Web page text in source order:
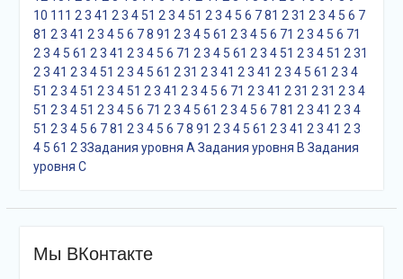
10 11 1 2 3 41 2 3 4 51 2 3 4 51 2 3 4 5 6 7 81 2 31 2 3 4 5 6 7
81 2 3 41 2 3 4 5 6 7 8 91 2 3 4 5 61 2 3 4 5 6 71 2 3 4 5 6 71
2 3 4 5 61 2 3 41 2 3 4 5 6 71 2 3 4 5 61 2 3 4 51 2 3 4 51 2 31
2 3 41 2 3 4 51 2 3 4 5 61 2 31 2 3 41 2 3 41 2 3 4 5 61 2 3 4
51 2 3 4 51 2 3 4 51 2 3 41 2 3 4 5 6 71 2 3 41 2 31 2 31 2 3 4
51 2 3 4 51 2 3 4 5 6 71 2 3 4 5 61 2 3 4 5 6 7 81 2 3 41 2 3 4
51 2 3 4 5 6 7 81 2 3 4 5 6 7 8 91 2 3 4 5 61 2 3 41 2 3 41 2 3
4 5 61 2 3Задания уровня A Задания уровня B Задания
уровня С
Мы ВКонтакте